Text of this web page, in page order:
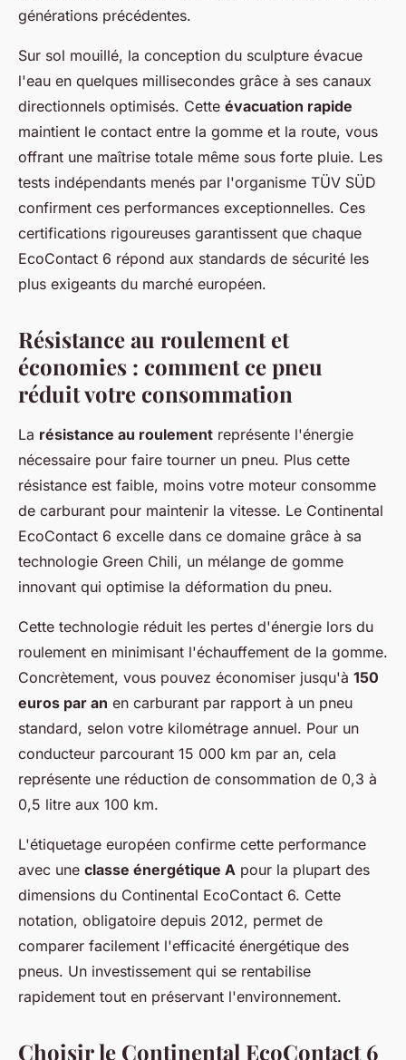
générations précédentes.
Sur sol mouillé, la conception du sculpture évacue
l'eau en quelques millisecondes grâce à ses canaux
directionnels optimisés. Cette évacuation rapide
maintient le contact entre la gomme et la route, vous
offrant une maîtrise totale même sous forte pluie. Les
tests indépendants menés par l'organisme TÜV SÜD
confirment ces performances exceptionnelles. Ces
certifications rigoureuses garantissent que chaque
EcoContact 6 répond aux standards de sécurité les
plus exigeants du marché européen.
Résistance au roulement et
économies : comment ce pneu
réduit votre consommation
La résistance au roulement représente l'énergie
nécessaire pour faire tourner un pneu. Plus cette
résistance est faible, moins votre moteur consomme
de carburant pour maintenir la vitesse. Le Continental
EcoContact 6 excelle dans ce domaine grâce à sa
technologie Green Chili, un mélange de gomme
innovant qui optimise la déformation du pneu.
Cette technologie réduit les pertes d'énergie lors du
roulement en minimisant l'échauffement de la gomme.
Concrètement, vous pouvez économiser jusqu'à 150
euros par an en carburant par rapport à un pneu
standard, selon votre kilométrage annuel. Pour un
conducteur parcourant 15 000 km par an, cela
représente une réduction de consommation de 0,3 à
0,5 litre aux 100 km.
L'étiquetage européen confirme cette performance
avec une classe énergétique A pour la plupart des
dimensions du Continental EcoContact 6. Cette
notation, obligatoire depuis 2012, permet de
comparer facilement l'efficacité énergétique des
pneus. Un investissement qui se rentabilise
rapidement tout en préservant l'environnement.
Choisir le Continental EcoContact 6